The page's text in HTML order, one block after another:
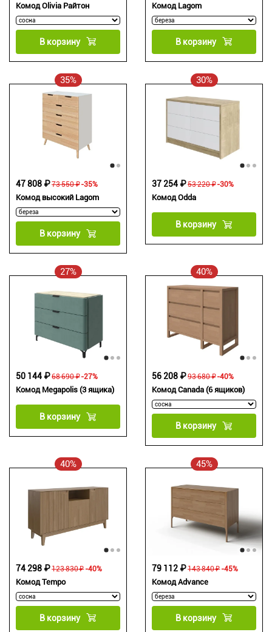
Комод Olivia Райтон
В корзину
Комод Lagom
В корзину
35%
Комод высокий Lagom
73 550 ₽
47 808 ₽ -35%
В корзину
30%
Комод Odda
53 220 ₽
37 254 ₽ -30%
В корзину
27%
Комод Megapolis (3 ящика)
68 690 ₽
50 144 ₽ -27%
В корзину
40%
Комод Canada (6 ящиков)
93 680 ₽
56 208 ₽ -40%
В корзину
40%
Комод Tempo
123 830 ₽
74 298 ₽ -40%
В корзину
45%
Комод Advance
143 840 ₽
79 112 ₽ -45%
В корзину